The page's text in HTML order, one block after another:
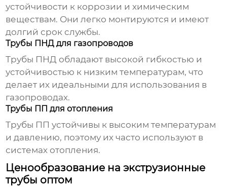
устойчивости к коррозии и химическим
веществам. Они легко монтируются и имеют
долгий срок службы.
Трубы ПНД для газопроводов
Трубы ПНД обладают высокой гибкостью и
устойчивостью к низким температурам, что
делает их идеальными для использования в
газопроводах.
Трубы ПП для отопления
Трубы ПП устойчивы к высоким температурам
и давлению, поэтому их часто используют в
системах отопления.
Ценообразование на экструзионные
трубы оптом